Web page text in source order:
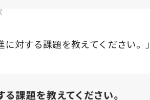
に対する課題を教えてください。」